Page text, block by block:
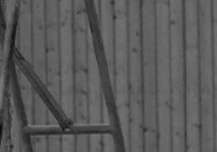
Policy & Dokument
Företag / Friskvård
Sponsoring & Samarbete
BARN & UNGDOM
Om Verksamheten
Nybörjarkurser
Ullevi Tennisskola
Aktivitetskalender
Privatlektioner
Börja Tävla
Anmälan / Players Card
Vanliga Frågor
Ta Kontakt